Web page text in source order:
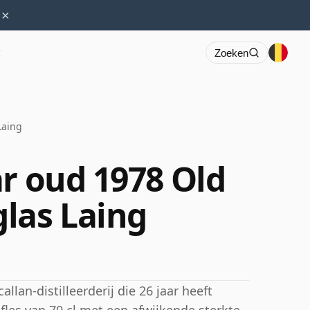
×
Zoeken
oud 1978 Old
Laing
distilleerderij die 26 jaar heeft